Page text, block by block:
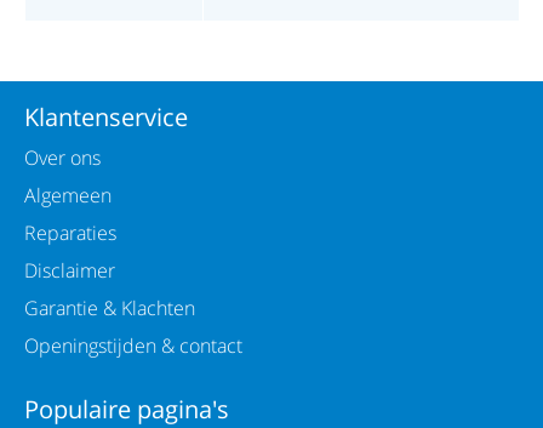
Klantenservice
Over ons
Algemeen
Reparaties
Disclaimer
Garantie & Klachten
Openingstijden & contact
Populaire pagina's